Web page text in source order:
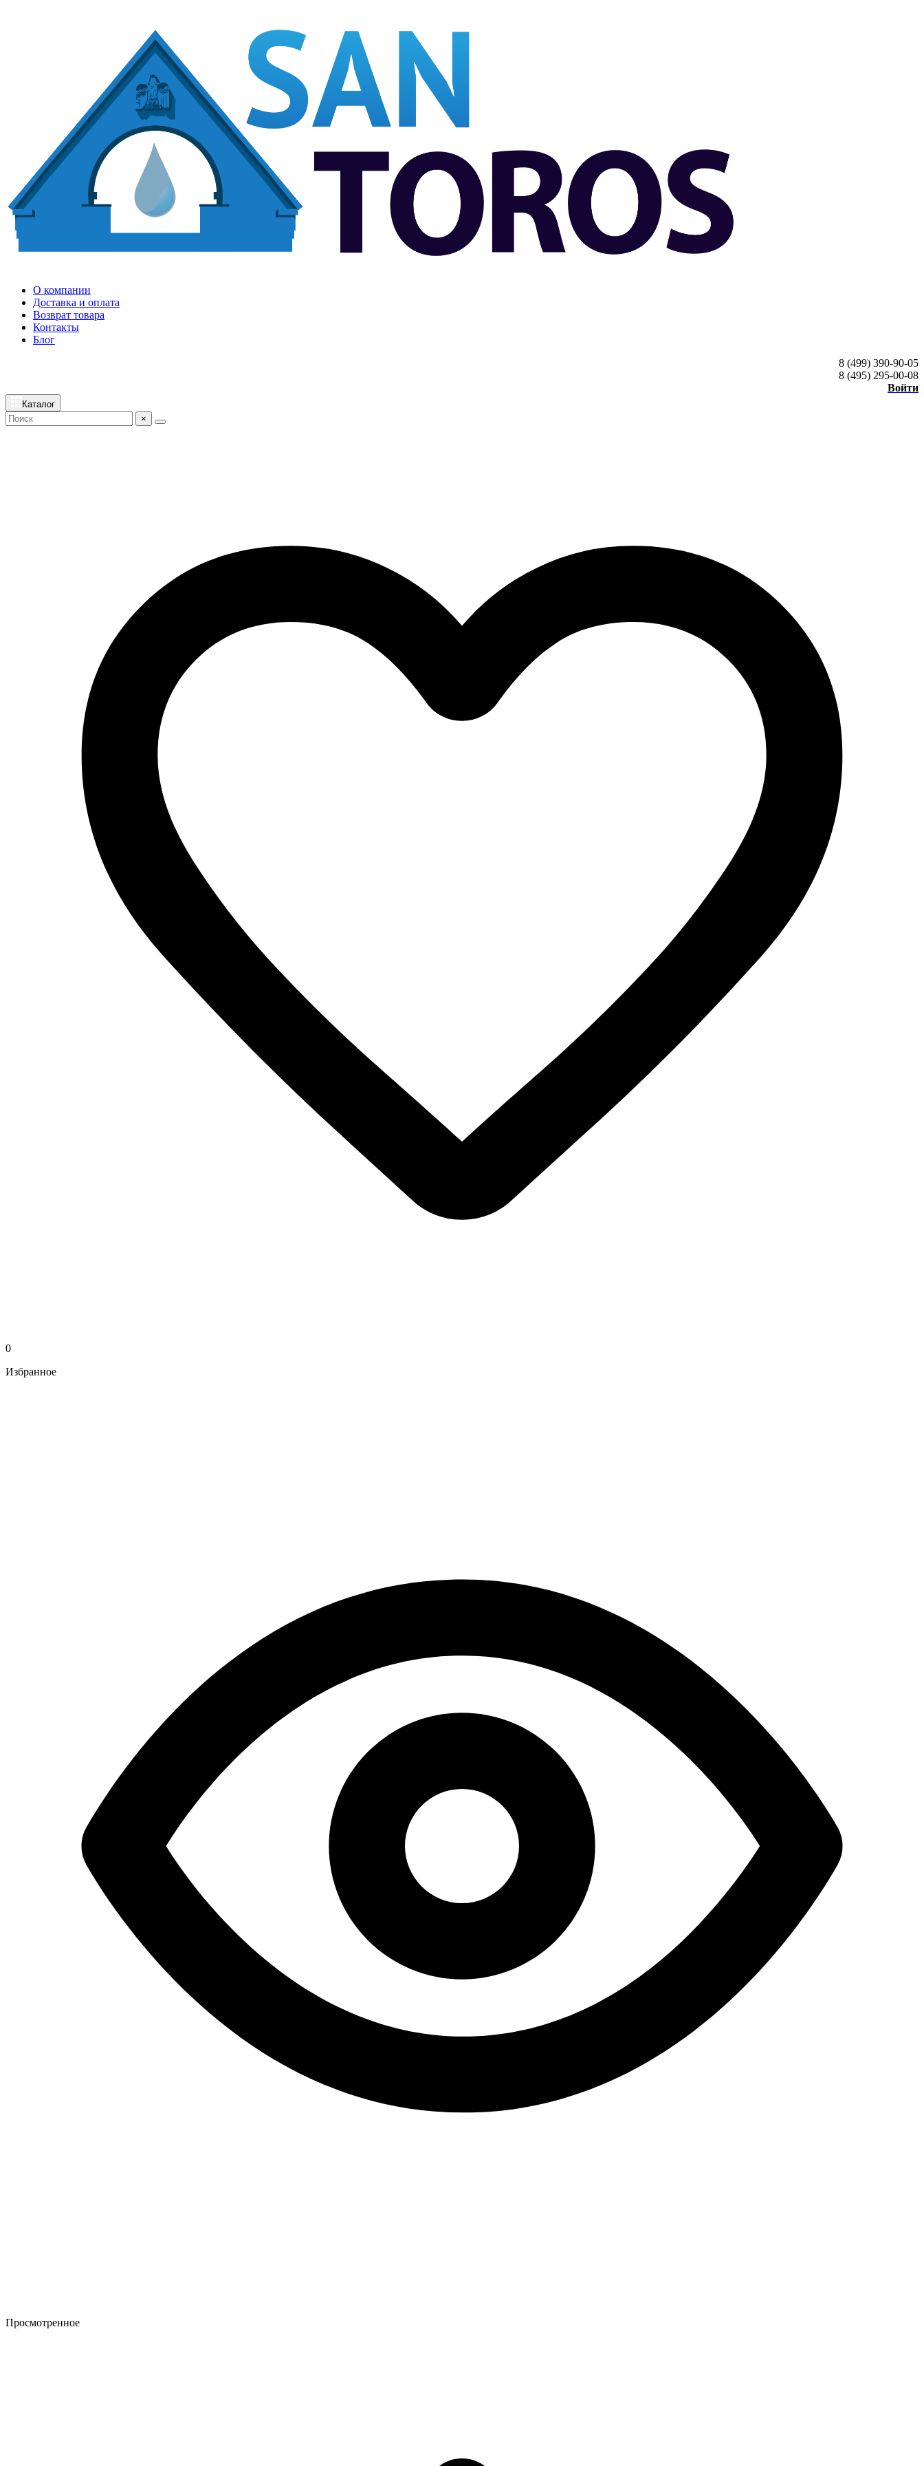
О компании
Доставка и оплата
Возврат товара
Контакты
Блог
8 (499) 390-90-05
8 (495) 295-00-08
Войти
Каталог
×
0
Избранное
Просмотренное